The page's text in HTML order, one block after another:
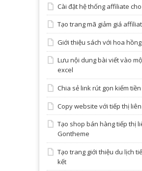
Cài đặt hệ thống affiliate
Tạo trang mã giảm giá
Giới thiệu sách với hoa
Lưu nội dung bài viết vào
excel
Chia sẻ link rút gọn kiếm
Copy website với tiếp thị
Tạo shop bán hàng tiếp thị
Gontheme
Tạo trang giới thiệu du lịch
kết